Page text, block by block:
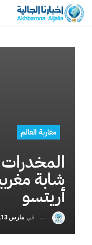
مغاربة العالم
شابة
أريتسو
في مارس 13, 2017